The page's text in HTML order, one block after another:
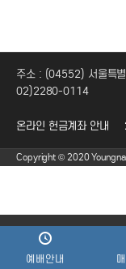
주소 : (04552) 서울특
02)2280-0114
온라인 헌금계좌 안내
Copyright © 2020
예배안내